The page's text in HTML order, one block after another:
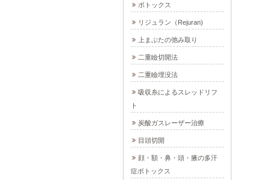
ボトックス
リジュラン（Rejuran)
上まぶたの弛み取り
二重瞼切開法
二重瞼埋没法
吸収糸によるスレッドリフ
ト
炭酸ガスレーザー治療
目頭切開
顔・額・鼻・頭・腋の多汗
症ボトックス